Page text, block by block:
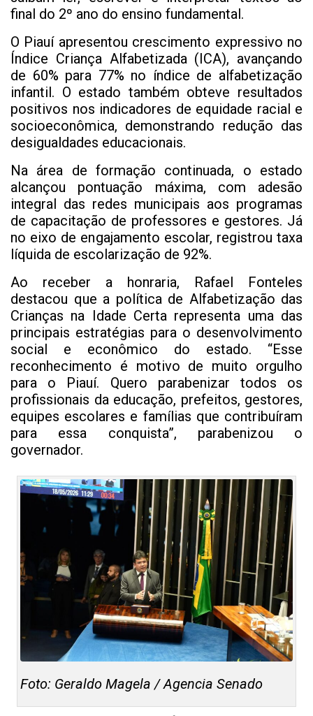
final do 2º ano do ensino fundamental.
O Piauí apresentou crescimento expressivo no
Índice Criança Alfabetizada (ICA), avançando
de 60% para 77% no índice de alfabetização
infantil. O estado também obteve resultados
positivos nos indicadores de equidade racial e
socioeconômica, demonstrando redução das
desigualdades educacionais.
Na área de formação continuada, o estado
alcançou pontuação máxima, com adesão
integral das redes municipais aos programas
de capacitação de professores e gestores. Já
no eixo de engajamento escolar, registrou taxa
líquida de escolarização de 92%.
Ao receber a honraria, Rafael Fonteles
destacou que a política de Alfabetização das
Crianças na Idade Certa representa uma das
principais estratégias para o desenvolvimento
social e econômico do estado. “Esse
reconhecimento é motivo de muito orgulho
para o Piauí. Quero parabenizar todos os
profissionais da educação, prefeitos, gestores,
equipes escolares e famílias que contribuíram
para essa conquista”, parabenizou o
governador.
Foto: Geraldo Magela / Agencia Senado